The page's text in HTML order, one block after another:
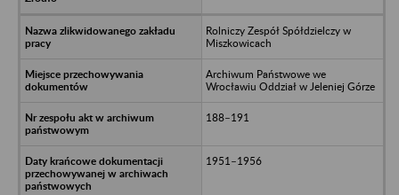
Rolniczy Zespół Spółdzielczy w
Miszkowicach
Archiwum Państwowe we
Wrocławiu Oddział w Jeleniej Górze
188–191
1951–1956